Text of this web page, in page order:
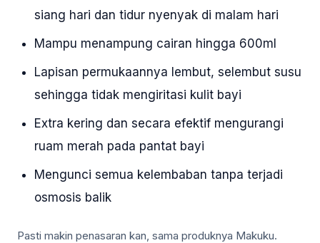
siang hari dan tidur nyenyak di malam hari
Mampu menampung cairan hingga 600ml
Lapisan permukaannya lembut, selembut susu
sehingga tidak mengiritasi kulit bayi
Extra kering dan secara efektif mengurangi
ruam merah pada pantat bayi
Mengunci semua kelembaban tanpa terjadi
osmosis balik
Pasti makin penasaran kan, sama produknya Makuku.